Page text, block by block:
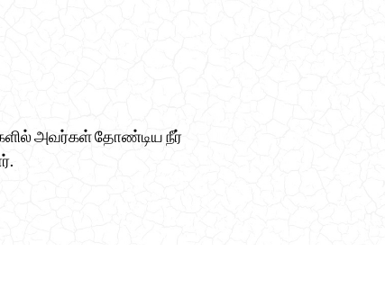
அவர்கள் தோண்டிய நீர்